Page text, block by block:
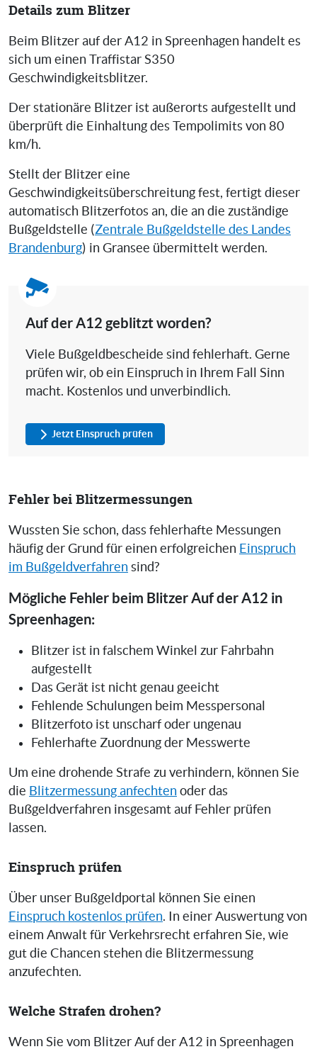
Details zum Blitzer
Beim Blitzer auf der A12 in Spreenhagen handelt es
sich um einen Traffistar S350
Geschwindigkeitsblitzer.
Der stationäre Blitzer ist außerorts aufgestellt und
überprüft die Einhaltung des Tempolimits von 80
km/h.
Stellt der Blitzer eine
Geschwindigkeitsüberschreitung fest, fertigt dieser
automatisch Blitzerfotos an, die an die zuständige
Bußgeldstelle (Zentrale Bußgeldstelle des Landes
Brandenburg) in Gransee übermittelt werden.
Auf der A12 geblitzt worden?
Viele Bußgeldbescheide sind fehlerhaft. Gerne
prüfen wir, ob ein Einspruch in Ihrem Fall Sinn
macht. Kostenlos und unverbindlich.
Jetzt Einspruch prüfen
Fehler bei Blitzermessungen
Wussten Sie schon, dass fehlerhafte Messungen
häufig der Grund für einen erfolgreichen Einspruch
im Bußgeldverfahren sind?
Mögliche Fehler beim Blitzer Auf der A12 in
Spreenhagen:
Blitzer ist in falschem Winkel zur Fahrbahn
aufgestellt
Das Gerät ist nicht genau geeicht
Fehlende Schulungen beim Messpersonal
Blitzerfoto ist unscharf oder ungenau
Fehlerhafte Zuordnung der Messwerte
Um eine drohende Strafe zu verhindern, können Sie
die Blitzermessung anfechten oder das
Bußgeldverfahren insgesamt auf Fehler prüfen
lassen.
Einspruch prüfen
Über unser Bußgeldportal können Sie einen
Einspruch kostenlos prüfen. In einer Auswertung von
einem Anwalt für Verkehrsrecht erfahren Sie, wie
gut die Chancen stehen die Blitzermessung
anzufechten.
Welche Strafen drohen?
Wenn Sie vom Blitzer Auf der A12 in Spreenhagen